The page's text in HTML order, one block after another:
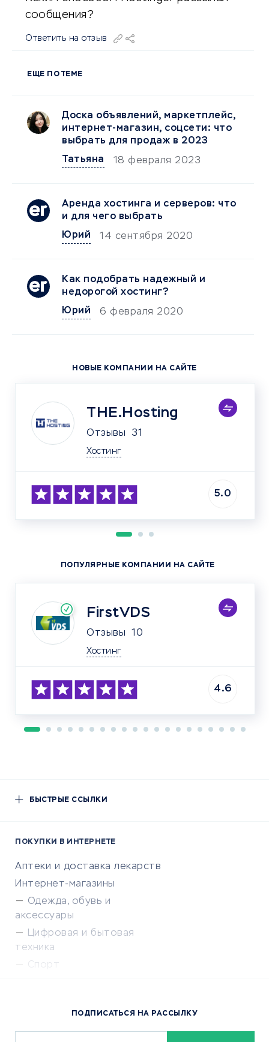
сообщения?
Ответить на отзыв
ЕЩЕ ПО ТЕМЕ
Доска объявлений, маркетплейс,
интернет-магазин, соцсети: что
выбрать для продаж в 2023
Татьяна
18 февраля 2023
Аренда хостинга и серверов: что
и для чего выбрать
Юрий
14 сентября 2020
Как подобрать надежный и
недорогой хостинг?
Юрий
6 февраля 2020
НОВЫЕ КОМПАНИИ НА САЙТЕ
THE.Hosting
Отзывы 31
Хостинг
5.0
ПОПУЛЯРНЫЕ КОМПАНИИ НА САЙТЕ
FirstVDS
Отзывы 10
Хостинг
4.6
БЫСТРЫЕ ССЫЛКИ
ПОКУПКИ В ИНТЕРНЕТЕ
Аптеки и доставка лекарств
Интернет-магазины
Одежда, обувь и
аксессуары
Цифровая и бытовая
техника
Спорт
Сервисы доставкиПОДПИСАТЬСЯ НА РАССЫЛКУ